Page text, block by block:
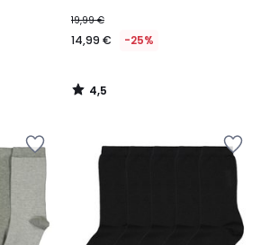
19,99 €
14,99 € -25%
4,5
/